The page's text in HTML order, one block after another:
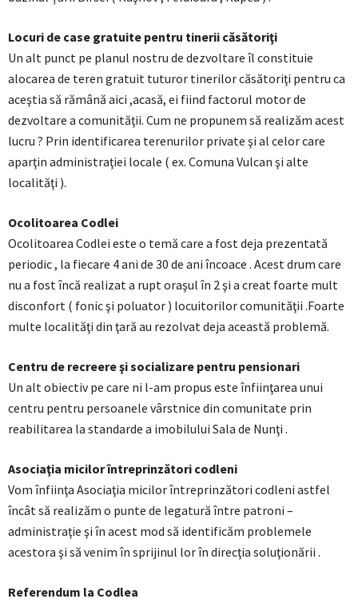
Locuri de case gratuite pentru tinerii căsătoriţi
Un alt punct pe planul nostru de dezvoltare îl constituie
alocarea de teren gratuit tuturor tinerilor căsătoriţi pentru ca
aceştia să rămână aici ,acasă, ei fiind factorul motor de
dezvoltare a comunităţii. Cum ne propunem să realizăm acest
lucru ? Prin identificarea terenurilor private şi al celor care
aparţin administraţiei locale ( ex. Comuna Vulcan şi alte
localităţi ).
Ocolitoarea Codlei
Ocolitoarea Codlei este o temă care a fost deja prezentată
periodic , la fiecare 4 ani de 30 de ani încoace . Acest drum care
nu a fost încă realizat a rupt oraşul în 2 şi a creat foarte mult
disconfort ( fonic şi poluator ) locuitorilor comunităţii .Foarte
multe localităţi din ţară au rezolvat deja această problemă.
Centru de recreere şi socializare pentru pensionari
Un alt obiectiv pe care ni l-am propus este înfiinţarea unui
centru pentru persoanele vârstnice din comunitate prin
reabilitarea la standarde a imobilului Sala de Nunţi .
Asociaţia micilor întreprinzători codleni
Vom înfiinţa Asociaţia micilor întreprinzători codleni astfel
încât să realizăm o punte de legatură între patroni –
administraţie şi în acest mod să identificăm problemele
acestora şi să venim în sprijinul lor în direcţia soluţionării .
Referendum la Codlea